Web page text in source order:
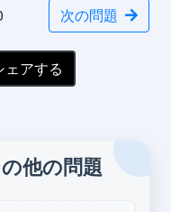
次の問題
アする
他の問題